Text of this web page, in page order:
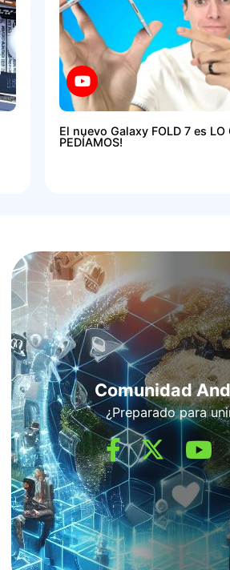
El nuevo Galaxy FOLD 7 es LO
PEDÍAMOS!
Comunidad
¿Preparado para